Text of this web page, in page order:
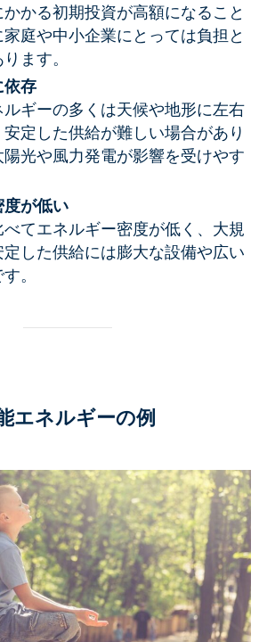
かる初期投資が高額になること
庭や中小企業にとっては負担と
ます。
依存
ギーの多くは天候や地形に左右
定した供給が難しい場合があり
陽光や風力発電が影響を受けやす
度が低い
てエネルギー密度が低く、大規
した供給には膨大な設備や広い
。
エネルギーの例